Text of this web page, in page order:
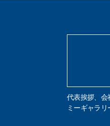
代表挨拶、会
ミーギャラリ